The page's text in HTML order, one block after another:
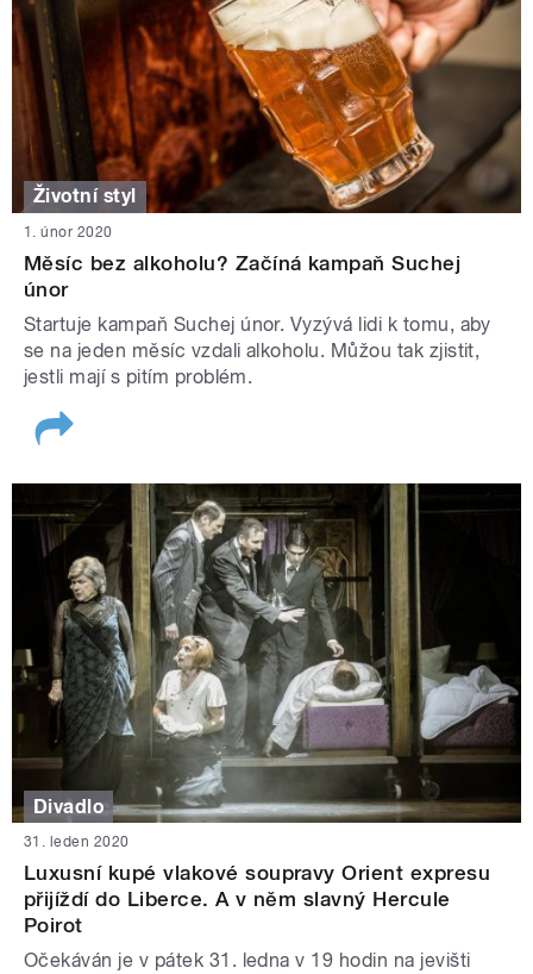
Životní styl
1. únor 2020
Měsíc bez alkoholu? Začíná kampaň Suchej
únor
Startuje kampaň Suchej únor. Vyzývá lidi k tomu, aby
se na jeden měsíc vzdali alkoholu. Můžou tak zjistit,
jestli mají s pitím problém.
Divadlo
31. leden 2020
Luxusní kupé vlakové soupravy Orient expresu
přijíždí do Liberce. A v něm slavný Hercule
Poirot
Očekáván je v pátek 31. ledna v 19 hodin na jevišti